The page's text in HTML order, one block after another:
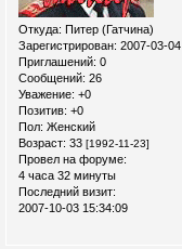
Откуда: Питер (Гатчина)
Зарегистрирован: 2007-03-04
Приглашений: 0
Сообщений: 26
Уважение: +0
Позитив: +0
Пол: Женский
Возраст: 33 [1992-11-23]
Провел на форуме:
4 часа 32 минуты
Последний визит:
2007-10-03 15:34:09